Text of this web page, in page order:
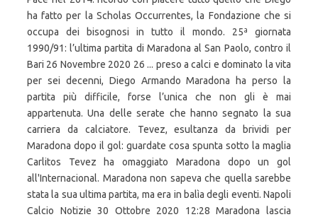
ha fatto per la Scholas Occurrentes, la Fondazione che si
occupa dei bisognosi in tutto il mondo. 25ª giornata
1990/91: l’ultima partita di Maradona al San Paolo, contro il
Bari 26 Novembre 2020 26 ... preso a calci e dominato la vita
per sei decenni, Diego Armando Maradona ha perso la
partita più difficile, forse l’unica che non gli è mai
appartenuta. Una delle serate che hanno segnato la sua
carriera da calciatore. Tevez, esultanza da brividi per
Maradona dopo il gol: guardate cosa spunta sotto la maglia
Carlitos Tevez ha omaggiato Maradona dopo un gol
all'Internacional. Maradona non sapeva che quella sarebbe
stata la sua ultima partita, ma era in balìa degli eventi. Napoli
Calcio Notizie 30 Ottobre 2020 12:28 Maradona lascia